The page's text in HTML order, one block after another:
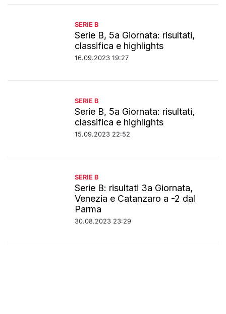
SERIE B
Serie B, 5a Giornata: risultati,
classifica e highlights
16.09.2023 19:27
SERIE B
Serie B, 5a Giornata: risultati,
classifica e highlights
15.09.2023 22:52
SERIE B
Serie B: risultati 3a Giornata,
Venezia e Catanzaro a -2 dal
Parma
30.08.2023 23:29